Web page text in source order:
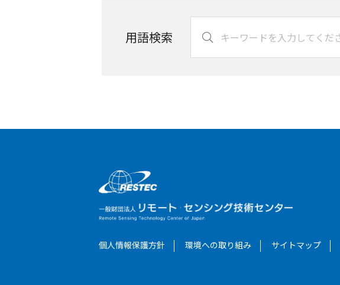
用語検索
個人情報保護方針 環境への取り組み サイトマップ